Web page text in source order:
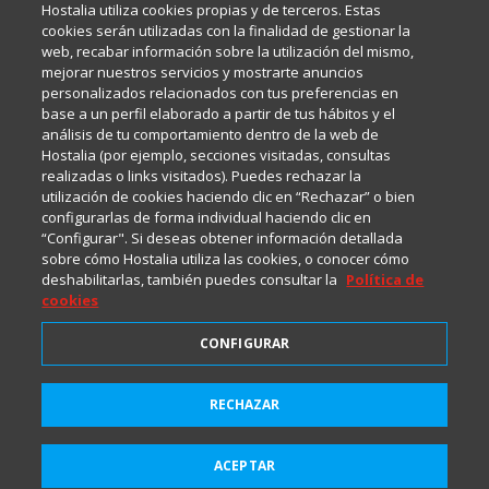
para mantenerte a la última
Suscribirme
Internet y Tecnología.
Política de privacidad
Política de cookies
Aviso legal
2001-2026 © Copyright
Todos los Derechos Reservados
Hostalia utiliza cookies propias y de terceros. Estas
cookies serán utilizadas con la finalidad de gestionar la
web, recabar información sobre la utilización del mismo,
mejorar nuestros servicios y mostrarte anuncios
personalizados relacionados con tus preferencias en
base a un perfil elaborado a partir de tus hábitos y el
análisis de tu comportamiento dentro de la web de
Hostalia (por ejemplo, secciones visitadas, consultas
realizadas o links visitados). Puedes rechazar la
utilización de cookies haciendo clic en “Rechazar” o bien
configurarlas de forma individual haciendo clic en
“Configurar". Si deseas obtener información detallada
sobre cómo Hostalia utiliza las cookies, o conocer cómo
deshabilitarlas, también puedes consultar la Política de
cookies
CONFIGURAR
RECHAZAR
ACEPTAR